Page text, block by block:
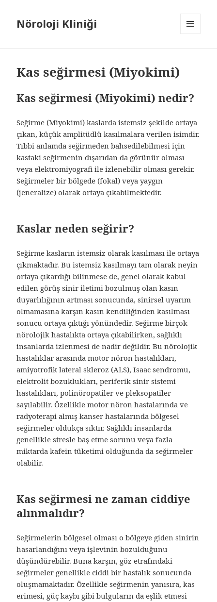
Nöroloji Kliniği
Kas seğirmesi (Miyokimi)
Kas seğirmesi (Miyokimi) nedir?
Seğirme (Miyokimi) kaslarda istemsiz şekilde ortaya
çıkan, küçük amplitüdlü kasılmalara verilen isimdir.
Tıbbi anlamda seğirmeden bahsedilebilmesi için
kastaki seğirmenin dışarıdan da görünür olması
veya elektromiyografi ile izlenebilir olması gerekir.
Seğirmeler bir bölgede (fokal) veya yaygın
(jeneralize) olarak ortaya çıkabilmektedir.
Kaslar neden seğirir?
Seğirme kasların istemsiz olarak kasılması ile ortaya
çıkmaktadır. Bu istemsiz kasılmayı tam olarak neyin
ortaya çıkardığı bilinmese de, genel olarak kabul
edilen görüş sinir iletimi bozulmuş olan kasın
duyarlılığının artması sonucunda, sinirsel uyarım
olmamasına karşın kasın kendiliğinden kasılması
sonucu ortaya çıktığı yönündedir. Seğirme birçok
nörolojik hastalıkta ortaya çıkabilirken, sağlıklı
insanlarda izlenmesi de nadir değildir. Bu nörolojik
hastalıklar arasında motor nöron hastalıkları,
amiyotrofik lateral skleroz (ALS), Isaac sendromu,
elektrolit bozuklukları, periferik sinir sistemi
hastalıkları, polinöropatiler ve pleksopatiler
sayılabilir. Özellikle motor nöron hastalarında ve
radyoterapi almış kanser hastalarında bölgesel
seğirmeler oldukça sıktır. Sağlıklı insanlarda
genellikle stresle baş etme sorunu veya fazla
miktarda kafein tüketimi olduğunda da seğirmeler
olabilir.
Kas seğirmesi ne zaman ciddiye
alınmalıdır?
Seğirmelerin bölgesel olması o bölgeye giden sinirin
hasarlandığını veya işlevinin bozulduğunu
düşündürebilir. Buna karşın, göz etrafındaki
seğirmeler genellikle ciddi bir hastalık sonucunda
oluşmamaktadır. Özellikle seğirmenin yanısıra, kas
erimesi, güç kaybı gibi bulguların da eşlik etmesi